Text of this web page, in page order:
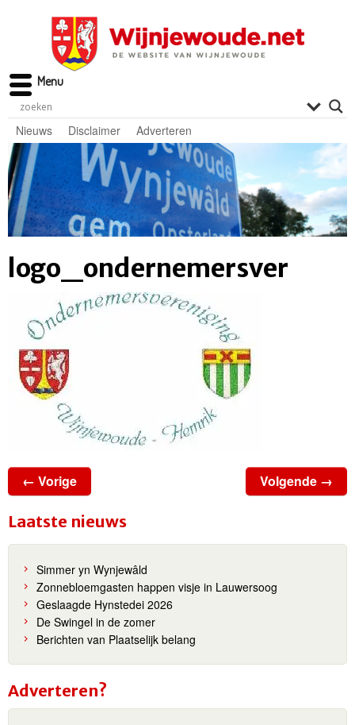
Nieuws Disclaimer Adverteren
logo_ondernemersver
← Vorige Volgende →
Laatste nieuws
Simmer yn Wynjewâld
Zonnebloemgasten happen visje in Lauwersoog
Geslaagde Hynstedei 2026
De Swingel in de zomer
Berichten van Plaatselijk belang
Adverteren?
Menu